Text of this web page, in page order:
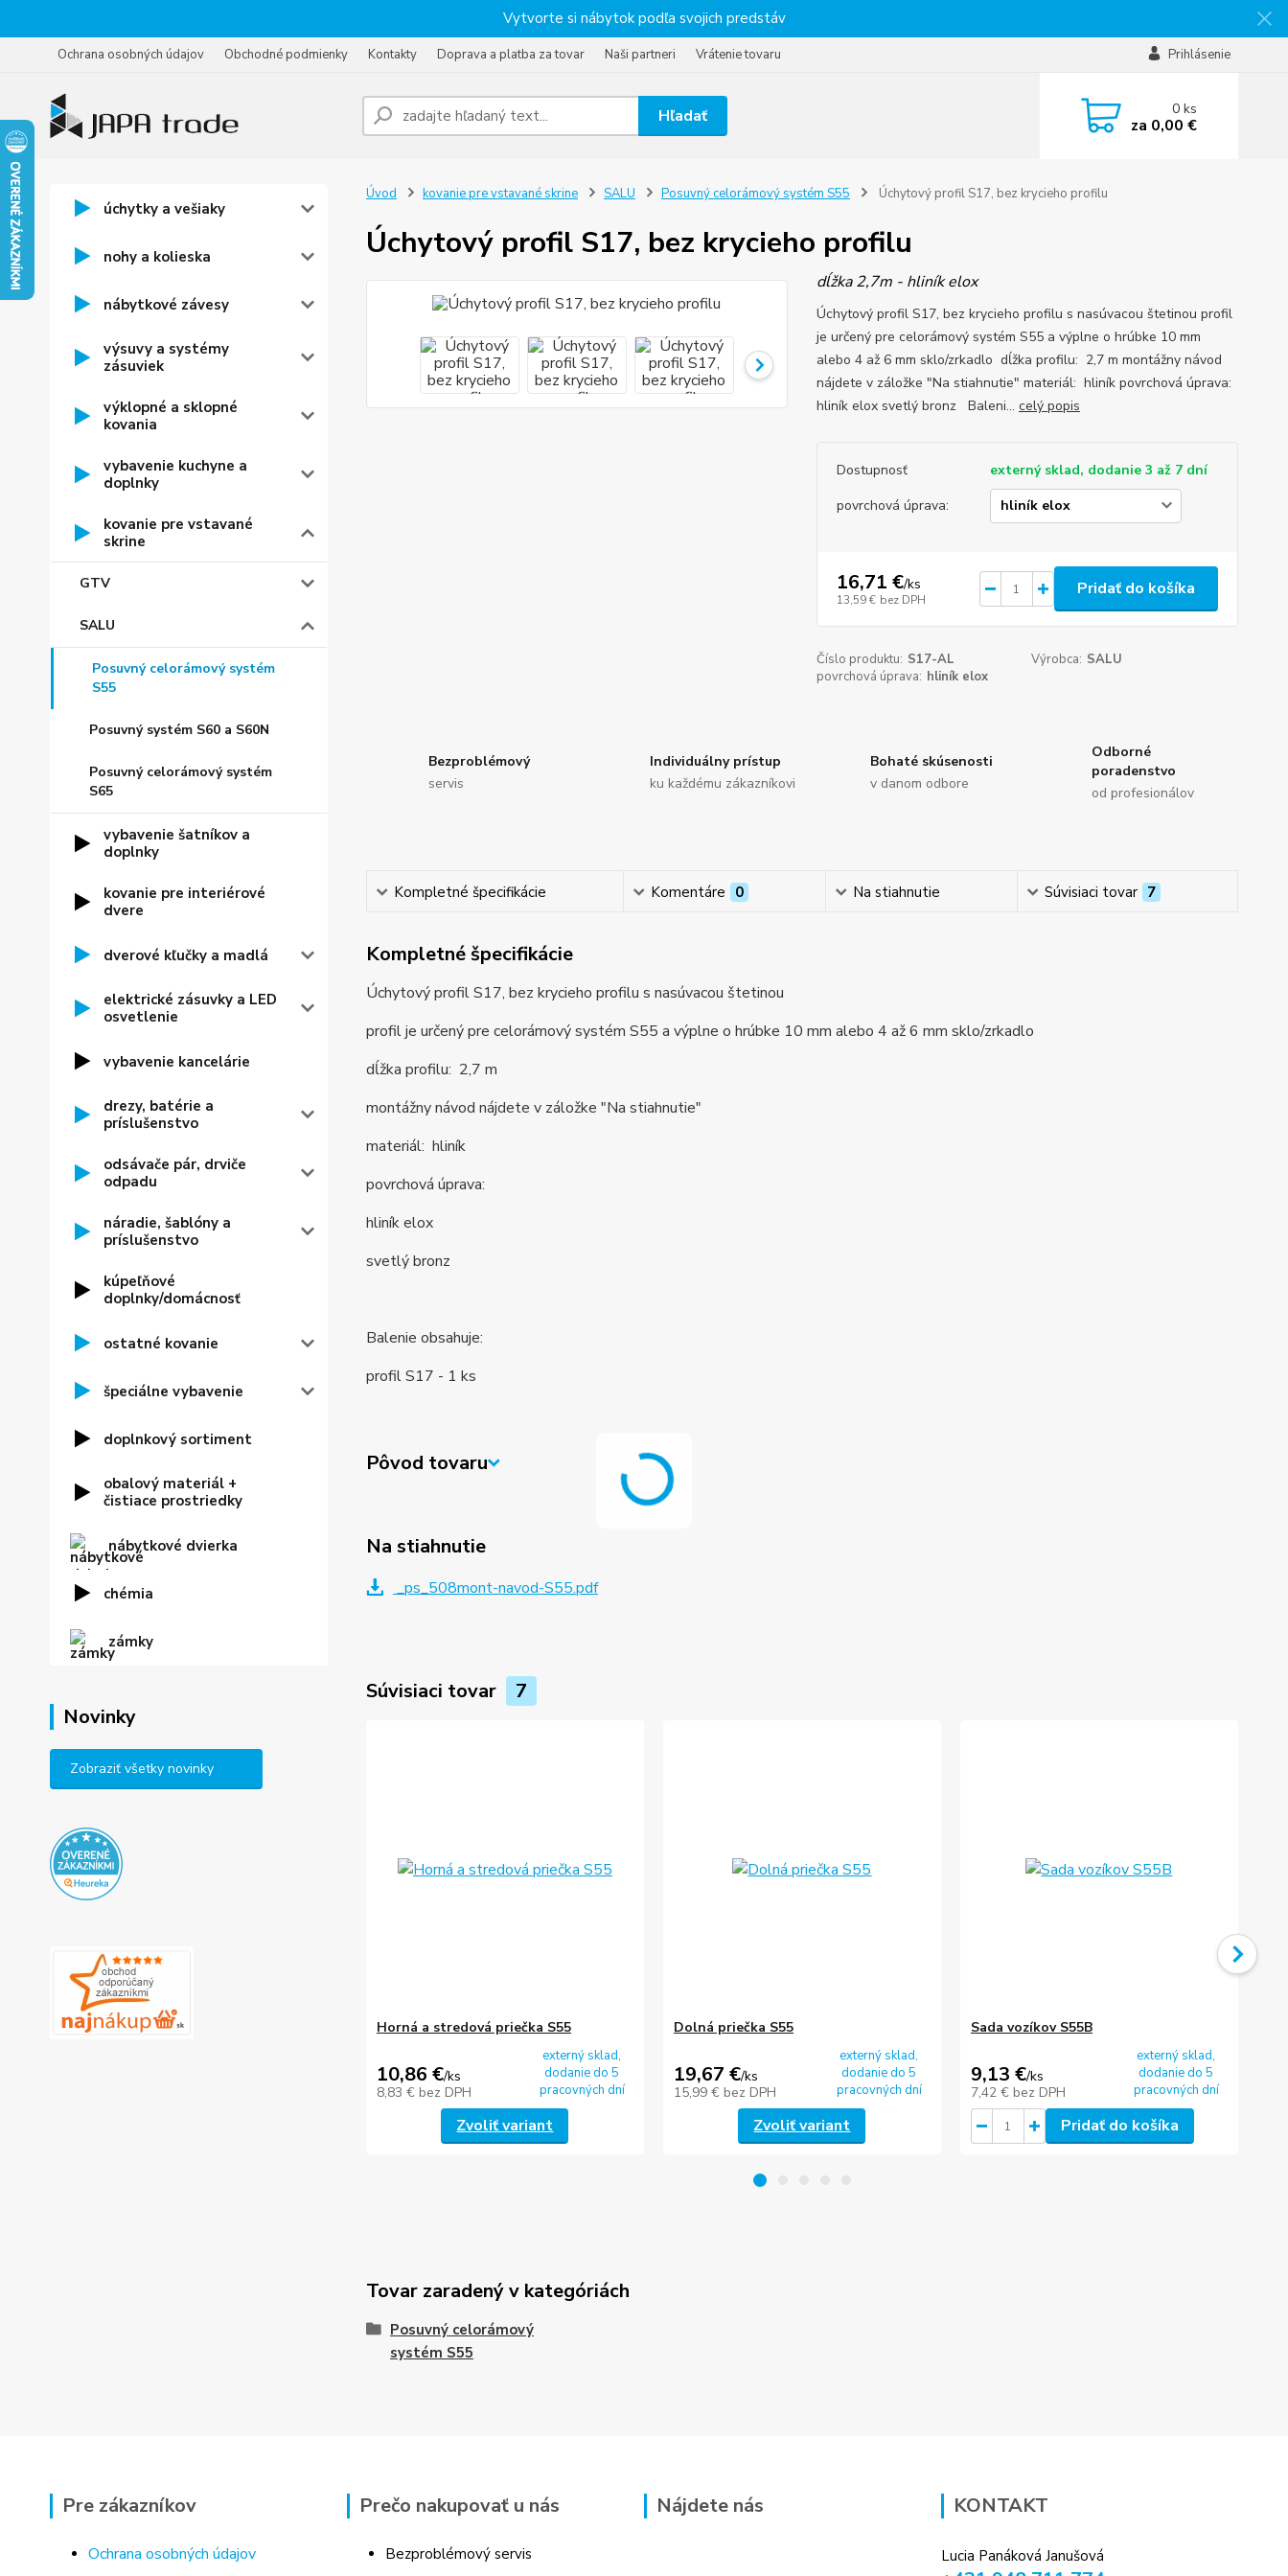
Vytvorte si nábytok podľa svojich predstáv
Ochrana osobných údajov Obchodné podmienky Kontakty Doprava a platba za tovar Naši partneri Vrátenie tovaru Prihlásenie
Hľadať 0ks
za 0,00 €
úchytky a vešiaky
nohy a kolieska
nábytkové závesy
výsuvy a systémy
zásuviek
výklopné a sklopné
kovania
vybavenie kuchyne a
doplnky
kovanie pre vstavané
skrine
GTV
SALU
Posuvný celorámový systém
S55
Posuvný systém S60 a S60N
Posuvný celorámový systém
S65
vybavenie šatníkov a
doplnky
kovanie pre interiérové
dvere
dverové kľučky a madlá
elektrické zásuvky a LED
osvetlenie
vybavenie kancelárie
drezy, batérie a
príslušenstvo
odsávače pár, drviče
odpadu
náradie, šablóny a
príslušenstvo
kúpeľňové
doplnky/domácnosť
ostatné kovanie
špeciálne vybavenie
doplnkový sortiment
obalový materiál +
čistiace prostriedky
nábytkové dvierka
chémia
zámky
Novinky
Zobraziť všetky novinky
Úvod kovanie pre vstavané skrine SALU Posuvný celorámový systém S55 Úchytový profil S17, bez krycieho profilu
Úchytový profil S17, bez krycieho profilu
dĺžka 2,7m - hliník elox
Úchytový profil S17, bez krycieho profilu s nasúvacou štetinou profil
je určený pre celorámový systém S55 a výplne o hrúbke 10 mm
alebo 4 až 6 mm sklo/zrkadlo dĺžka profilu: 2,7 m montážny návod
nájdete v záložke "Na stiahnutie" materiál: hliník povrchová úprava:
hliník elox svetlý bronz Baleni... celý popis
Dostupnosť
externý sklad, dodanie 3 až 7 dní
povrchová úprava:
16,71 €/ks
13,59 € bez DPH
Pridať do košíka
Číslo produktu: S17-AL Výrobca: SALU
povrchová úprava: hliník elox
Bezproblémový
servis
Individuálny prístup
ku každému zákazníkovi
Bohaté skúsenosti
v danom odbore
Odborné
poradenstvo
od profesionálov
Kompletné špecifikácie Komentáre 0 Na stiahnutie Súvisiaci tovar 7
Kompletné špecifikácie
Úchytový profil S17, bez krycieho profilu s nasúvacou štetinou
profil je určený pre celorámový systém S55 a výplne o hrúbke 10 mm alebo 4 až 6 mm sklo/zrkadlo
dĺžka profilu: 2,7 m
montážny návod nájdete v záložke "Na stiahnutie"
materiál: hliník
povrchová úprava:
hliník elox
svetlý bronz
Balenie obsahuje:
profil S17 - 1 ks
Pôvod tovaru
Na stiahnutie
_ps_508mont-navod-S55.pdf
Súvisiaci tovar 7
Horná a stredová priečka S55
10,86 €/ks
8,83 € bez DPH
externý sklad,
dodanie do 5
pracovných dní
Zvoliť variant
Dolná priečka S55
19,67 €/ks
15,99 € bez DPH
externý sklad,
dodanie do 5
pracovných dní
Zvoliť variant
Sada vozíkov S55B
9,13 €/ks
7,42 € bez DPH
externý sklad,
dodanie do 5
pracovných dní
Pridať do košíka
Tovar zaradený v kategóriách
Posuvný celorámový
systém S55
Pre zákazníkov
Ochrana osobných údajov
Prečo nakupovať u nás
Bezproblémový servis
Nájdete nás KONTAKT
Lucia Panáková Janušová